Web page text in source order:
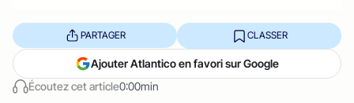
Écoutez cet article0:00min
PARTAGER CLASSER
Ajouter Atlantico en favori sur Google